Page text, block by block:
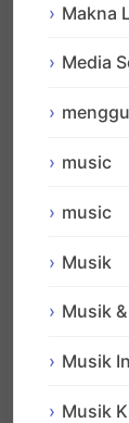
Makna
Media
music
music
Musik
Musik
Musik
Musik